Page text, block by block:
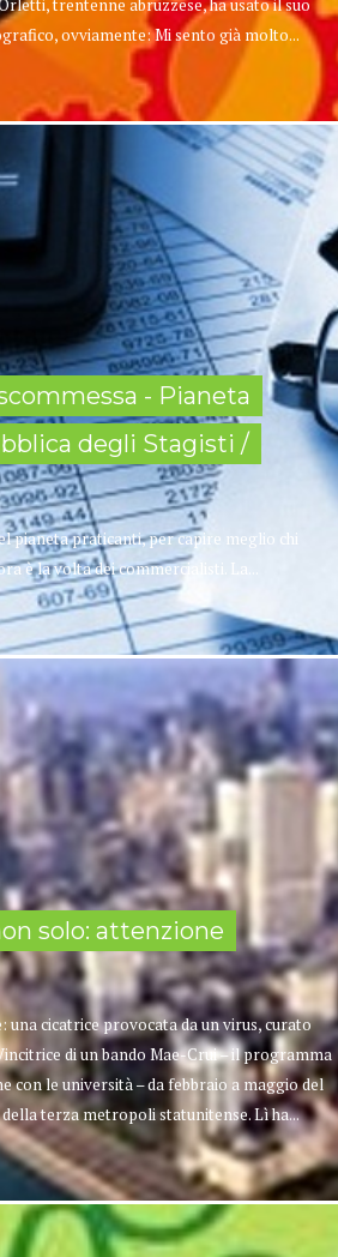
trentenne abruzzese, ha usato il suo
ovviamente: Mi sento già molto...
- Pianeta
degli Stagisti /
pianeta praticanti, per capire meglio chi
è la volta dei commercialisti. La...
solo: attenzione
cicatrice provocata da un virus, curato
di un bando Mae-Crui – il programma
con le università – da febbraio a maggio del
terza metropoli statunitense. Lì ha...